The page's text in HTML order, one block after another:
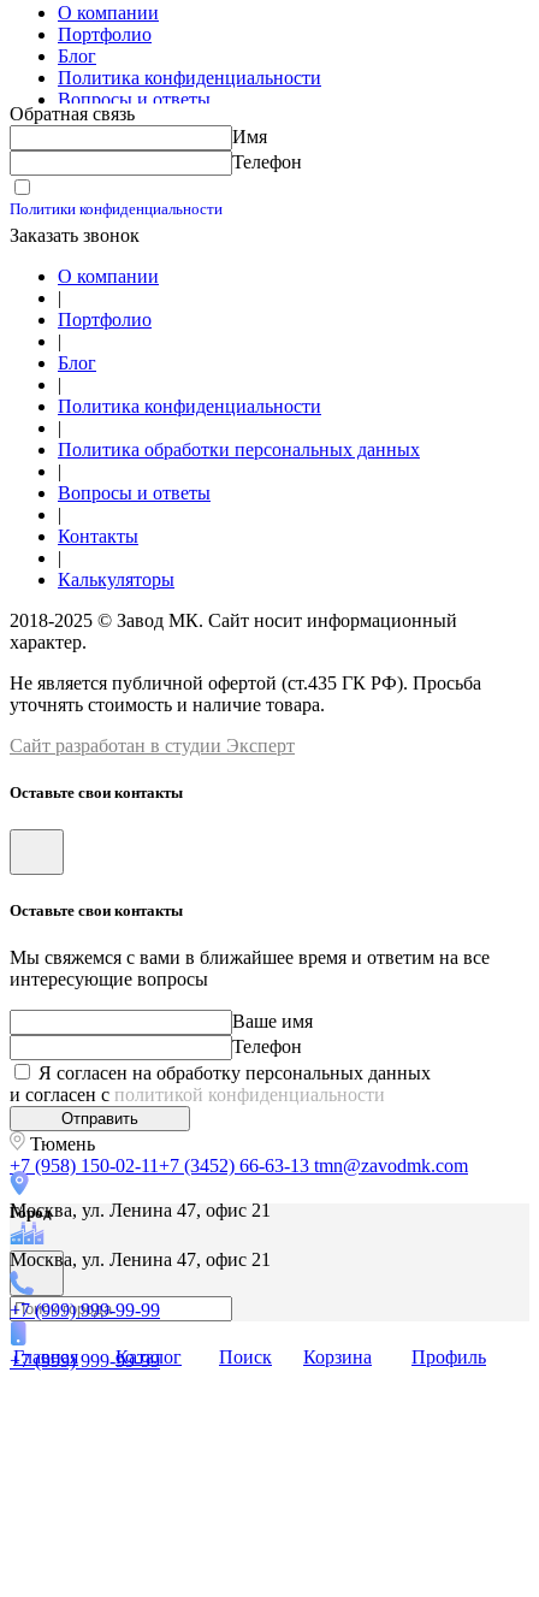
Москва, ул. Ленина 47, офис 21
Москва, ул. Ленина 47, офис 21
+7 (999) 999-99-99
+7 (999) 999-99-99
О компании
Портфолио
Блог
Политика конфиденциальности
Вопросы и ответы
Контакты
Обратная связь
Имя
Телефон
Политики конфиденциальности
Заказать звонок
О компании
|
Портфолио
|
Блог
|
Политика конфиденциальности
|
Политика обработки персональных данных
|
Вопросы и ответы
|
Контакты
|
Калькуляторы
2018-2025 © Завод МК. Сайт носит информационный
характер.
Не является публичной офертой (ст.435 ГК РФ). Просьба
уточнять стоимость и наличие товара.
Сайт разработан в студии Эксперт
Оставьте свои контакты
Оставьте свои контакты
Мы свяжемся с вами в ближайшее время и ответим на все
интересующие вопросы
Ваше имя
Телефон
Я согласен на обработку персональных данных
и согласен с политикой конфиденциальности
Отправить
Тюмень
+7 (958) 150-02-11+7 (3452) 66-63-13 tmn@zavodmk.com
Город
Главная Каталог Поиск Корзина Профиль